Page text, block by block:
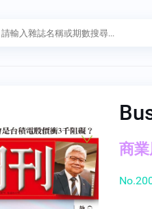
商